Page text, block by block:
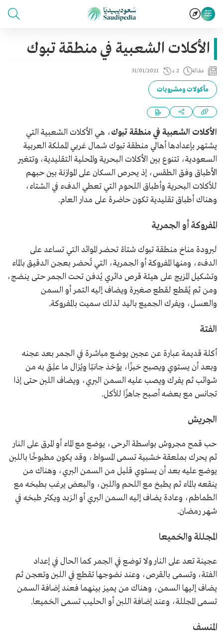
الأكلات الشعبية في منطقة تبوك
مقالة 2 د 31/01/2021
مأكولات ومشروبات
الأكلات الشعبية في منطقة تبوك، هي الأكلات الشعبية التي
يشتهر بإعدادها أهالي منطقة تبوك شمال غربي المملكة العربية
السعودية، تتنوع بين الأكلات البحرية والمحلية التقليدية، وتتغير
الأطباق وفق الطقس، إذ يحرص السكان على الموازنة بين حبهم
للأكلات البحرية وأطباق اللحوم التي تعطي الدفء في الشتاء،
وهناك أطباق تقليدية تكون حاضرة على مدار العام.
المفروكة أو الجمرية
لبرودة مناخ منطقة تبوك شتاءً تحضر الموائد التي تساعد على
الدفء، ومنها المفروكة أو الجمرية، التي تُحضر بعجن الدقيق بالماء
وتشكيل المزيج على هيئة قرص دائري يُدفن تحت الجمر حتى ينضج،
ومن ثم يُقطع لقطع صغيرة ويضاف إليه التمر أو السمن
والعسل، ويفرك الجميع باليد لذلك سميت بالمفروكة.
الفتة
أكلة قديمة عبارة عن عجين يوضع مباشرة في الجمر بعد عجنه
وبعد أن يستوي ويصبح خبزًا، يؤخذ جانبًا ويُزال ما علِق به من
شوائب ثم يفرك ويصب عليه السمن البري، ويضاف اللبن حتى إذا
تجانس مع بعضه أصبح جاهزًا للأكل.
الجريش
حب قمح مجروش بواسطة الرحى، يوضع مع الماء أو المرق على النار
ثم يحرك بملعقة خشبية تسمى المسواط، وقد يكون مطبوخًا باللبن
يوضع عليه بعد أن يستوي قليل من السمن البري، وهناك من
ينقعه بالماء ثم يطبخ مع اللحم واللبن، والبعض يرغب بطبخه مع
الطماطم، وعادة يضاف إليه السمن البري أو الزبد ويكثر طبخه في
شهر رمضان.
المجللة والخميعا
عجينة تعد على النار ولا توضع في الجمر كما الحال في إعداد
الفتة، وتسمى بالقرص، وعند نضوجها تقطع في اللبن وتعجن ثم
يضاف إليها السمن، وهناك من يميز بينهما فعند إضافة السمن
تسمى المجللة، وعند إضافة اللبن أو الحليب تسمى الخميعا.
المنسف